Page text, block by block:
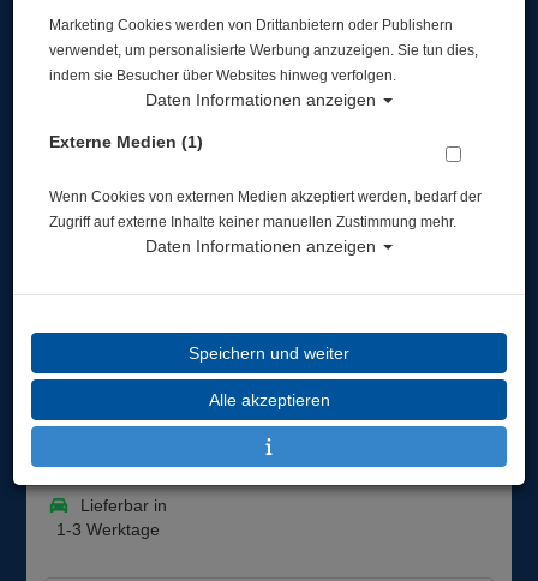
Waterproof Silikon Armmanschetten - Größe:
Artikelnr.: wat-732204
Herstellerpreis: 49,00 €
49,00 €
Lieferbar in
1-3 Werktage
Marketing Cookies werden von Drittanbietern oder Publishern
verwendet, um personalisierte Werbung anzuzeigen. Sie tun dies,
indem sie Besucher über Websites hinweg verfolgen.
Daten Informationen anzeigen
Externe Medien (1)
Wenn Cookies von externen Medien akzeptiert werden, bedarf der
Zugriff auf externe Inhalte keiner manuellen Zustimmung mehr.
Daten Informationen anzeigen
Speichern und weiter
Alle akzeptieren